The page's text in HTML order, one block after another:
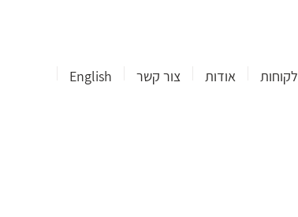
לקוחות אודות צור קשר English